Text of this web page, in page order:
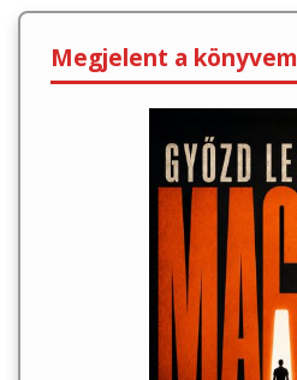
Megjelent a könyvem